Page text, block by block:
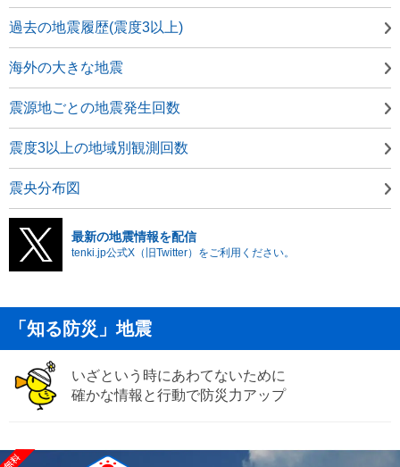
過去の地震履歴(震度3以上)
海外の大きな地震
震源地ごとの地震発生回数
震度3以上の地域別観測回数
震央分布図
最新の地震情報を配信
tenki.jp公式X（旧Twitter）をご利用ください。
「知る防災」地震
いざという時にあわてないために
確かな情報と行動で防災力アップ